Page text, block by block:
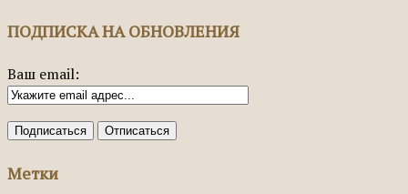
ПОДПИСКА НА ОБНОВЛЕНИЯ
Ваш email:
Метки